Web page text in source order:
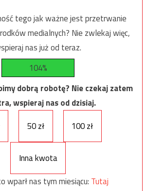
tego jak ważne jest przetrwanie
medialnych? Nie zwlekaj więc,
nas już od teraz.
104%
dobrą robotę? Nie czekaj zatem
wspieraj nas od dzisiaj.
50 zł 100 zł
Inna kwota
wparł nas tym miesiącu: Tutaj